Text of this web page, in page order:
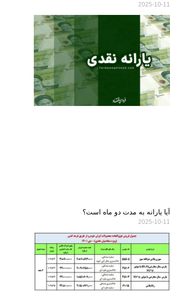
2025-10-11
آیا یارانه به مدت دو ماه است؟
2025-10-11